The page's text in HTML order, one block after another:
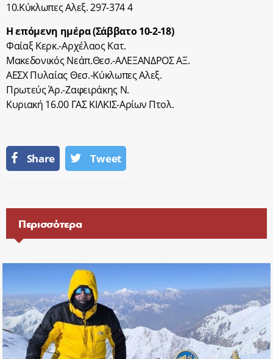
10.Κύκλωπες Αλεξ. 297-374 4
Η επόμενη ημέρα (Σάββατο 10-2-18)
Φαίαξ Κερκ.-Αρχέλαος Κατ.
Μακεδονικός Νεάπ.Θεσ.-ΑΛΕΞΑΝΔΡΟΣ ΑΞ.
ΑΕΣΧ Πυλαίας Θεσ.-Κύκλωπες Αλεξ.
Πρωτεύς Άρ.-Ζαφειράκης Ν.
Κυριακή 16.00 ΓΑΣ ΚΙΛΚΙΣ-Αρίων Πτολ.
Share Tweet
Περισσότερα